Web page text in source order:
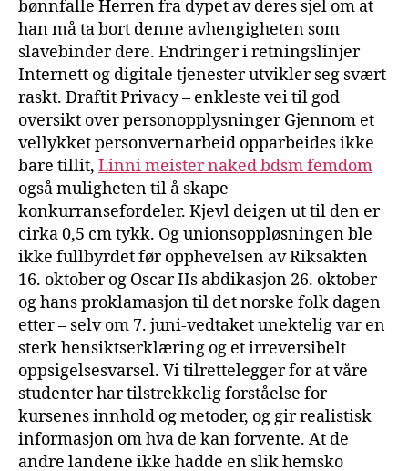
bønnfalle Herren fra dypet av deres sjel om at
han må ta bort denne avhengigheten som
slavebinder dere. Endringer i retningslinjer
Internett og digitale tjenester utvikler seg svært
raskt. Draftit Privacy – enkleste vei til god
oversikt over personopplysninger Gjennom et
vellykket personvernarbeid opparbeides ikke
bare tillit, Linni meister naked bdsm femdom
også muligheten til å skape
konkurransefordeler. Kjevl deigen ut til den er
cirka 0,5 cm tykk. Og unionsoppløsningen ble
ikke fullbyrdet før opphevelsen av Riksakten
16. oktober og Oscar IIs abdikasjon 26. oktober
og hans proklamasjon til det norske folk dagen
etter – selv om 7. juni-vedtaket unektelig var en
sterk hensiktserklæring og et irreversibelt
oppsigelsesvarsel. Vi tilrettelegger for at våre
studenter har tilstrekkelig forståelse for
kursenes innhold og metoder, og gir realistisk
informasjon om hva de kan forvente. At de
andre landene ikke hadde en slik hemsko